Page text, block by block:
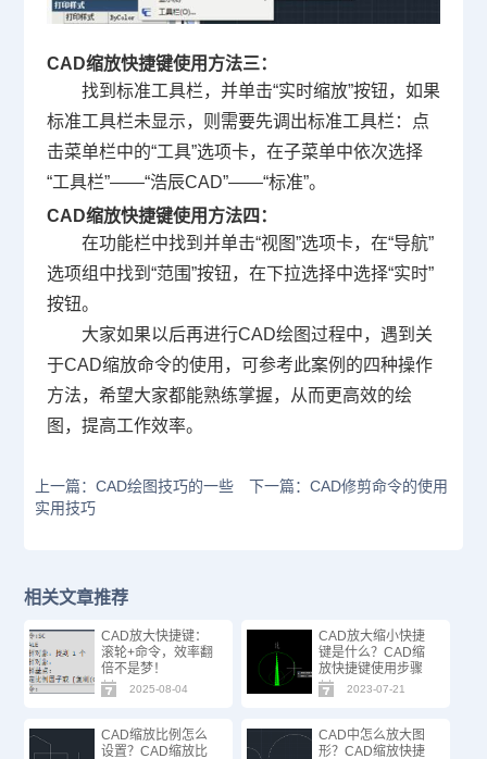
CAD缩放快捷键使用方法三：
找到标准工具栏，并单击“实时缩放”按钮，如果
标准工具栏未显示，则需要先调出标准工具栏：点
击菜单栏中的“工具”选项卡，在子菜单中依次选择
“工具栏”——“浩辰CAD”——“标准”。
CAD缩放快捷键使用方法四：
在功能栏中找到并单击“视图”选项卡，在“导航”
选项组中找到“范围”按钮，在下拉选择中选择“实时”
按钮。
大家如果以后再进行CAD绘图过程中，遇到关
于CAD缩放命令的使用，可参考此案例的四种操作
方法，希望大家都能熟练掌握，从而更高效的绘
图，提高工作效率。
上一篇：CAD绘图技巧的一些
实用技巧
下一篇：CAD修剪命令的使用
相关文章推荐
CAD放大快捷键：
滚轮+命令，效率翻
倍不是梦！
2025-08-04
CAD放大缩小快捷
键是什么？CAD缩
放快捷键使用步骤
2023-07-21
CAD缩放比例怎么
设置？CAD缩放比
CAD中怎么放大图
形？CAD缩放快捷